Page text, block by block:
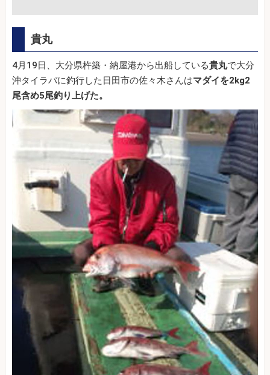
貴丸
4月19日、大分県杵築・納屋港から出船している貴丸で大分
沖タイラバに釣行した日田市の佐々木さんはマダイを2kg2
尾含め5尾釣り上げた。